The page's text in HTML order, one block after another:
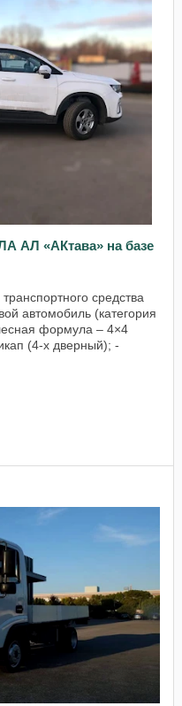
АЛ «АКтава» на базе
средства
автомобиль (категория
формула – 4×4
(4-х дверный); -